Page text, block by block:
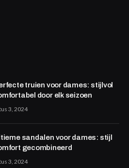
truien voor dames: stijlvol
door elk seizoen
3, 2024
sandalen voor dames: stijl
gecombineerd
3, 2024